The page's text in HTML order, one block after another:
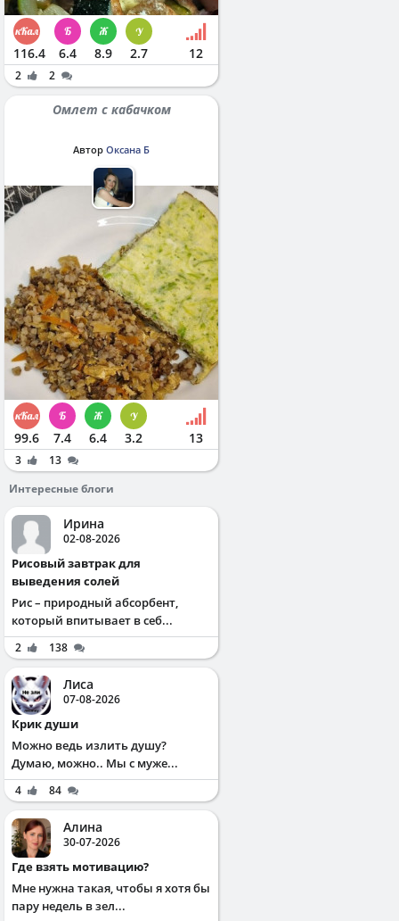
116.4 6.4 8.9 2.7 12
2 2
Омлет с кабачком
Автор Оксана Б
99.6 7.4 6.4 3.2 13
3
13
Интересные блоги
Ирина
02-08-2026
Рисовый завтрак для
выведения солей
Рис – природный абсорбент,
который впитывает в себ...
2 138
Лиса
07-08-2026
Крик души
Можно ведь излить душу?
Думаю, можно.. Мы с муже...
4 84
Алина
30-07-2026
Где взять мотивацию?
Мне нужна такая, чтобы я хотя бы
пару недель в зел...